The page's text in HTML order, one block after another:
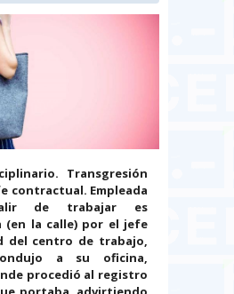
Transgresión
contractual. Empleada
de trabajar es
(en la calle) por el jefe
del centro de trabajo,
a su oficina,
procedió al registro